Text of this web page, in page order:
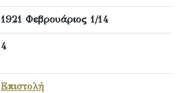
1921 Φεβρουάριος 1/14
4
Επιστολή